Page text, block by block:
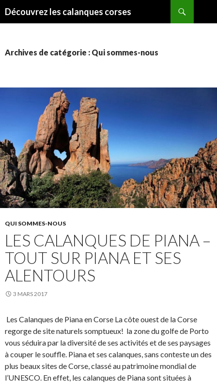
Découvrez les calanques corses
Archives de catégorie : Qui sommes-nous
QUI SOMMES-NOUS
LES CALANQUES DE PIANA –
TOUT SUR PIANA ET SES
ALENTOURS
3 MARS 2017
Les Calanques de Piana en Corse La côte ouest de la Corse
regorge de site naturels somptueux! la zone du golfe de Porto
vous séduira par la diversité de ses activités et de ses paysages
à couper le souffle. Piana et ses calanques, sans conteste un des
plus beaux sites de Corse, classé au patrimoine mondial de
l’UNESCO. En effet, les calanques de Piana sont situées à